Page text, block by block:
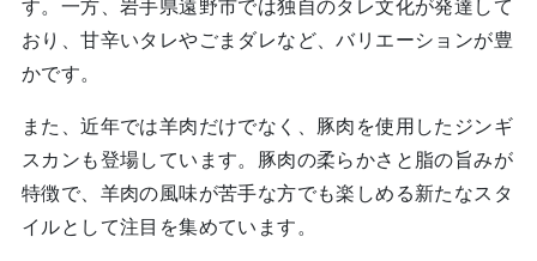
す。一方、岩手県遠野市では独自のタレ文化が発達して
おり、甘辛いタレやごまダレなど、バリエーションが豊
かです。
また、近年では羊肉だけでなく、豚肉を使用したジンギ
スカンも登場しています。豚肉の柔らかさと脂の旨みが
特徴で、羊肉の風味が苦手な方でも楽しめる新たなスタ
イルとして注目を集めています。